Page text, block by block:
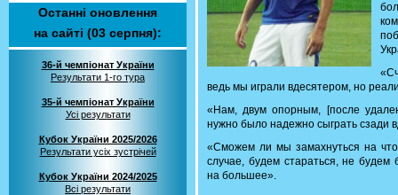
Останні оновлення
на сайті (03 серпня):
36-й чемпіонат України
Результати 1-го тура
35-й чемпіонат України
Усі результати
Кубок України 2025/2026
Результати усіх зустрічей
Кубок України 2024/2025
Всі результати
ведь мы играли вдесятером, но
«Нам, двум опорным, [после
нужно было надежно сыграть сзади
«Сможем ли мы замахнуться на
случае, будем стараться, не будем
на большее».